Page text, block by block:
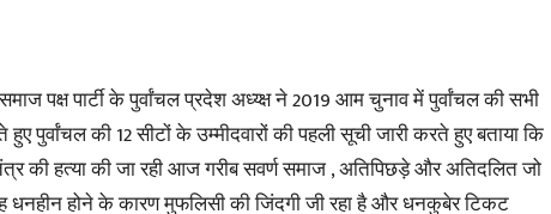
News
पक्ष पार्टी के पुर्वांचल प्रदेश अध्य्क्ष ने 2019 आम चुनाव में पुर्वांचल की सभी
पुर्वांचल की 12 सीटों के उम्मीदवारों की पहली सूची जारी करते हुए बताया कि
हत्या की जा रही आज गरीब सवर्ण समाज , अतिपिछड़े और अतिदलित जो
धनहीन होने के कारण मुफलिसी की जिंदगी जी रहा है और धनकुबेर टिकट